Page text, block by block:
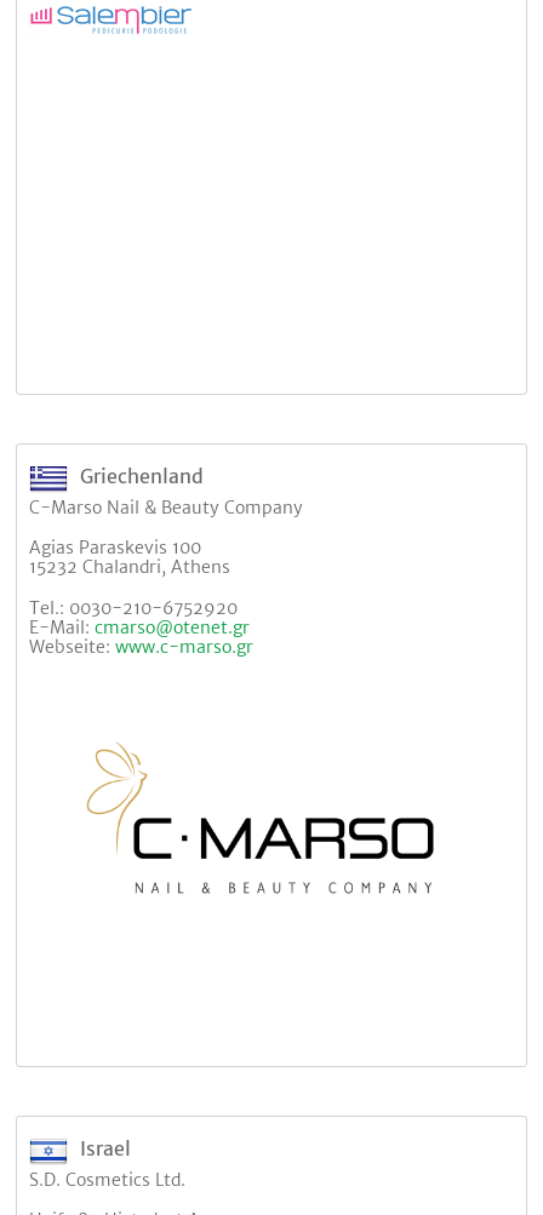
Griechenland
C-Marso Nail & Beauty Company
Agias Paraskevis 100
15232 Chalandri, Athens
Tel.: 0030-210-6752920
E-Mail:cmarso@otenet.gr
Webseite:www.c-marso.gr
Israel
S.D. Cosmetics Ltd.